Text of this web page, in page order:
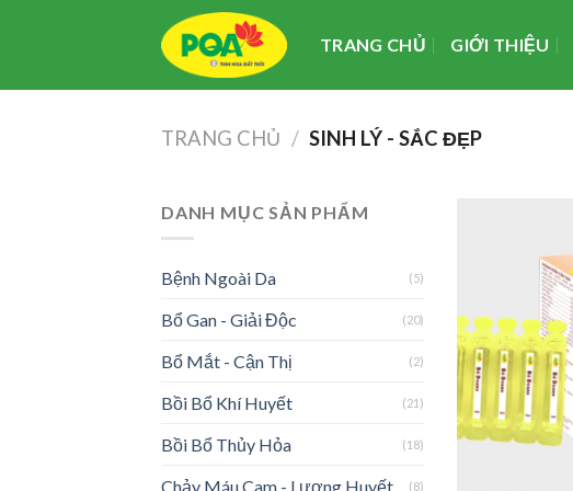
TRANG CHỦ GIỚI THIỆU
TRANG CHỦ / SINH LÝ - SẮC ĐẸP
DANH MỤC SẢN PHẨM
Bệnh Ngoài Da (5)
Bổ Gan - Giải Độc (20)
Bổ Mắt - Cận Thị (2)
Bồi Bổ Khí Huyết (21)
Bồi Bổ Thủy Hỏa (18)
Chảy Máu Cam - Lương Huyết (8)